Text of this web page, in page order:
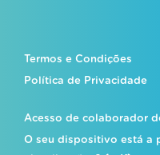
Termos e Condições
Política de Privacidade
Acesso de colaborador
O seu dispositivo está a